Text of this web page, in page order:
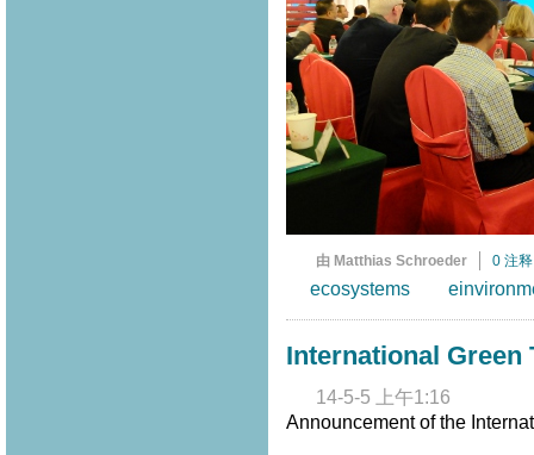
由 Matthias Schroeder 0 注释
ecosystems
International Green
14-5-5 上午1:16
Announcement of the